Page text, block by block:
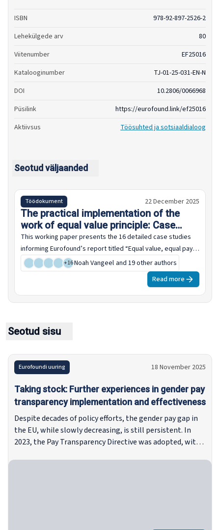
ISBN
978-92-897-2526-2
Lehekülgede arv
80
Viitenumber
EF25016
Katalooginumber
TJ-01-25-031-EN-N
DOI
10.2806/0066968
Püsilink
https://eurofound.link/ef25016
Aktiivsus
Töösuhted ja sotsiaaldialoog
Seotud väljaanded
Töödokument 22 December 2025
The practical implementation of the
work of equal value principle: Case
studies
+16Noah Vangeel and 19 other authors
This working paper presents the 16 detailed case studies
informing Eurofound’s report titled “Equal value, equal pay:
Concepts, mechanisms and implementation towards gender
pay equity". It serves as a companion document, providing
comprehensive documentation of the research that
underpins the report's findings and conclusions
Read more
Seotud sisu
Eurofoundi uuring 18 November 2025
Taking stock: Further experiences in gender pay
transparency implementation and effectiveness
Despite decades of policy efforts, the gender pay gap in
the EU, while slowly decreasing, is still persistent. In
2023, the Pay Transparency Directive was adopted, with